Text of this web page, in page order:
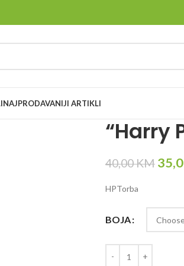
NAJPRODAVANIJI ARTIKLI
“Harry
40,00KM
HPTorba
BOJA